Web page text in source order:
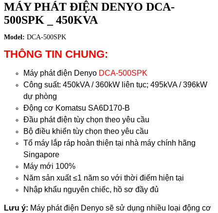
MÁY PHÁT ĐIỆN DENYO DCA-
500SPK _ 450KVA
Model: DCA-500SPK
THÔNG TIN CHUNG:
Máy phát điện Denyo DCA-500SPK
Công suất: 450kVA / 360kW liên tục; 495kVA / 396kW
dự phòng
Động cơ Komatsu SA6D170-B
Đầu phát điện tùy chọn theo yêu cầu
Bộ điều khiển tùy chọn theo yêu cầu
Tổ máy lắp ráp hoàn thiện tại nhà máy chính hãng
Singapore
Máy mới 100%
Năm sản xuất≤1 năm so với thời điểm hiện tại
Nhập khẩu nguyên chiếc, hồ sơ đầy đủ
Lưu ý: Máy phát điện Denyo sẽ sử dụng nhiều loại động cơ